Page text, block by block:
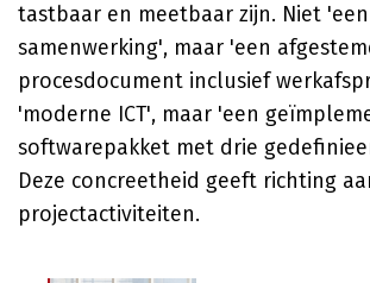
tastbaar en meetbaar zijn. Niet
samenwerking', maar 'een
procesdocument inclusief
'moderne ICT', maar 'een
softwarepakket met drie
Deze concreetheid geeft richting
projectactiviteiten.